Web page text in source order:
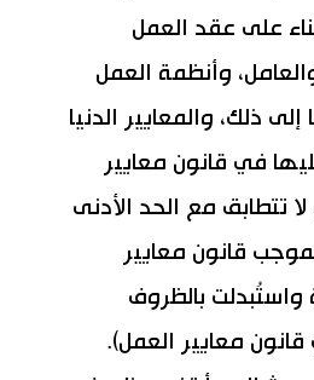
على عقد العمل
وأنظمة العمل
ذلك، والمعايير الدنيا
في قانون معايير
تتطابق مع الحد الأدنى
قانون معايير
بالظروف
معايير العمل).